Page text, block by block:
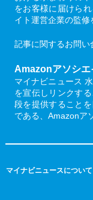
をお客様に届けら
イト運営企業の監修
記事に関するお問い
Amazonアソシエ
マイナビニュース
を宣伝しリンクす
段を提供すること
である、Amazonア
マイナビニュースについて